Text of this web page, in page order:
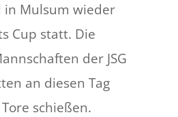
in Mulsum wieder
Cup statt. Die
der JSG
an diesen Tag
schießen.